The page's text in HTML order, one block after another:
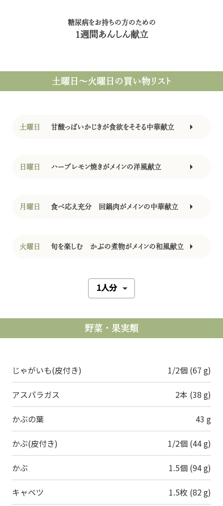
糖尿病をお持ちの方のための
1週間あんしん献立
土曜日〜火曜日 の買い物リスト
土曜日 甘酸っぱいかじきが食欲をそそる中華献立
日曜日 ハーブレモン焼きがメインの洋風献立
月曜日 食べ応え充分 回鍋肉がメインの中華献立
火曜日 旬を楽しむ かぶの煮物がメインの和風献立
野菜・果実類
じゃがいも(皮付き) 1/2個 (67 g)
アスパラガス 2本 (38 g)
かぶの葉 43 g
かぶ(皮付き) 1/2個 (44 g)
かぶ 1.5個 (94 g)
キャベツ 1.5枚 (82 g)